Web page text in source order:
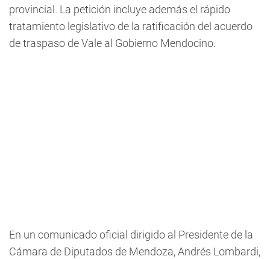
provincial. La petición incluye además el rápido
tratamiento legislativo de la ratificación del acuerdo
de traspaso de Vale al Gobierno Mendocino.
En un comunicado oficial dirigido al Presidente de la
Cámara de Diputados de Mendoza, Andrés Lombardi,